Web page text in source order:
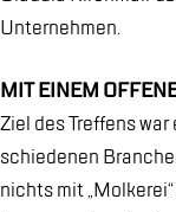
Un­ter­neh­men.
MIT EI­NEM
Ziel des Tref­fens
schie­de­nen
nichts mit